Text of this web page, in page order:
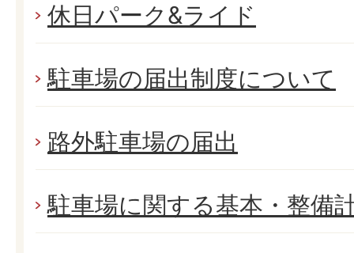
休日パーク&ライド
駐車場の届出制度について
路外駐車場の届出
駐車場に関する基本・整備